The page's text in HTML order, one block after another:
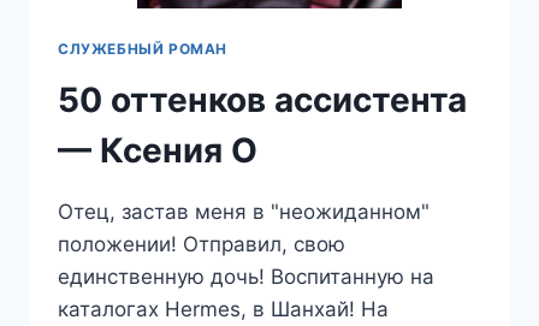
СЛУЖЕБНЫЙ РОМАН
50 оттенков ассистента
— Ксения О
Отец, застав меня в "неожиданном"
положении! Отправил, свою
единственную дочь! Воспитанную на
каталогах Hermes, в Шанхай! На